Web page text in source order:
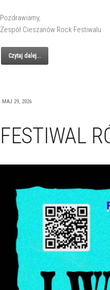
Pozdrawiamy,
Zespół Cieszanów Rock Festiwalu
Czytaj dalej...
MAJ 29, 2026
FESTIWAL